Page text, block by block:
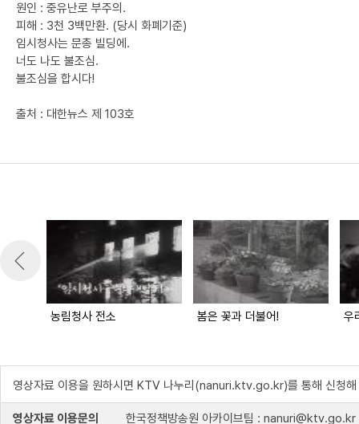
원인 : 중유난로 부주의.
피해 : 3천 3백만환. (당시 화폐기준)
임시청사는 문총 빌딩에.
너도 나도 불조심.
불조심을 합시다!
출처 : 대한뉴스 제 103호
농림청사 전소 봄은 꽃과 더불어! 우
영상자료 이용을 원하시면 KTV 나누리(nanuri.ktv.go.kr)를 통해 신청해
영상자료 이용문의 한국정책방송원 아카이브팀 : nanuri@ktv.go.kr